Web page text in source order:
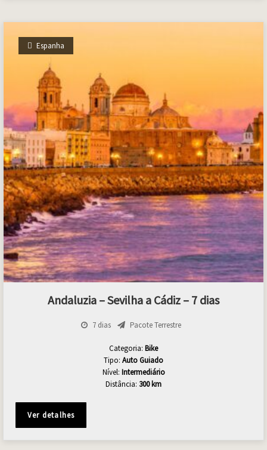
Espanha
Andaluzia – Sevilha a Cádiz – 7 dias
7 dias Pacote Terrestre
Categoria: Bike
Tipo: Auto Guiado
Nível: Intermediário
Distância: 300 km
Ver detalhes